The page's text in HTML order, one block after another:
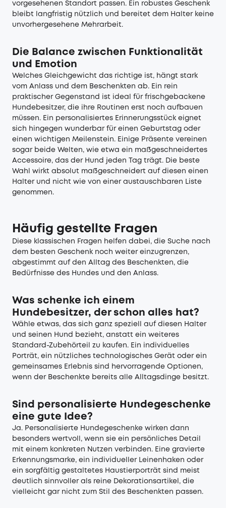
vorgesehenen Standort passen. Ein robustes Geschenk
bleibt langfristig nützlich und bereitet dem Halter keine
unvorhergesehene Mehrarbeit.
Die Balance zwischen Funktionalität
und Emotion
Welches Gleichgewicht das richtige ist, hängt stark
vom Anlass und dem Beschenkten ab. Ein rein
praktischer Gegenstand ist ideal für frischgebackene
Hundebesitzer, die ihre Routinen erst noch aufbauen
müssen. Ein personalisiertes Erinnerungsstück eignet
sich hingegen wunderbar für einen Geburtstag oder
einen wichtigen Meilenstein. Einige Präsente vereinen
sogar beide Welten, wie etwa ein maßgeschneidertes
Accessoire, das der Hund jeden Tag trägt. Die beste
Wahl wirkt absolut maßgeschneidert auf diesen einen
Halter und nicht wie von einer austauschbaren Liste
genommen.
Häufig gestellte Fragen
Diese klassischen Fragen helfen dabei, die Suche nach
dem besten Geschenk noch weiter einzugrenzen,
abgestimmt auf den Alltag des Beschenkten, die
Bedürfnisse des Hundes und den Anlass.
Was schenke ich einem
Hundebesitzer, der schon alles hat?
Wähle etwas, das sich ganz speziell auf diesen Halter
und seinen Hund bezieht, anstatt ein weiteres
Standard-Zubehörteil zu kaufen. Ein individuelles
Porträt, ein nützliches technologisches Gerät oder ein
gemeinsames Erlebnis sind hervorragende Optionen,
wenn der Beschenkte bereits alle Alltagsdinge besitzt.
Sind personalisierte Hundegeschenke
eine gute Idee?
Ja. Personalisierte Hundegeschenke wirken dann
besonders wertvoll, wenn sie ein persönliches Detail
mit einem konkreten Nutzen verbinden. Eine gravierte
Erkennungsmarke, ein individueller Leinenhaken oder
ein sorgfältig gestaltetes Haustierporträt sind meist
deutlich sinnvoller als reine Dekorationsartikel, die
vielleicht gar nicht zum Stil des Beschenkten passen.